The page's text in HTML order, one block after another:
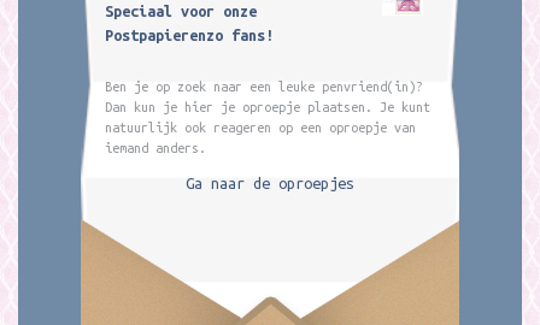
Speciaal voor onze
Postpapierenzo fans!
Ben je op zoek naar een leuke penvriend(in)?
Dan kun je hier je oproepje plaatsen. Je kunt
natuurlijk ook reageren op een oproepje van
iemand anders.
Ga naar de oproepjes